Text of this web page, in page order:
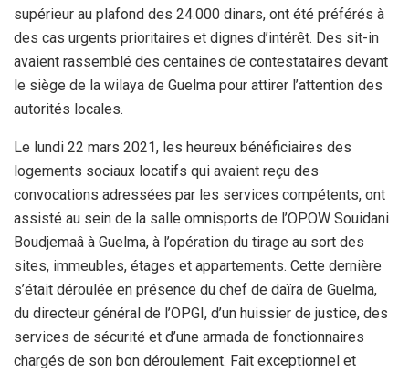
supérieur au plafond des 24.000 dinars, ont été préférés à
des cas urgents prioritaires et dignes d’intérêt. Des sit-in
avaient rassemblé des centaines de contestataires devant
le siège de la wilaya de Guelma pour attirer l’attention des
autorités locales.
Le lundi 22 mars 2021, les heureux bénéficiaires des
logements sociaux locatifs qui avaient reçu des
convocations adressées par les services compétents, ont
assisté au sein de la salle omnisports de l’OPOW Souidani
Boudjemaâ à Guelma, à l’opération du tirage au sort des
sites, immeubles, étages et appartements. Cette dernière
s’était déroulée en présence du chef de daïra de Guelma,
du directeur général de l’OPGI, d’un huissier de justice, des
services de sécurité et d’une armada de fonctionnaires
chargés de son bon déroulement. Fait exceptionnel et